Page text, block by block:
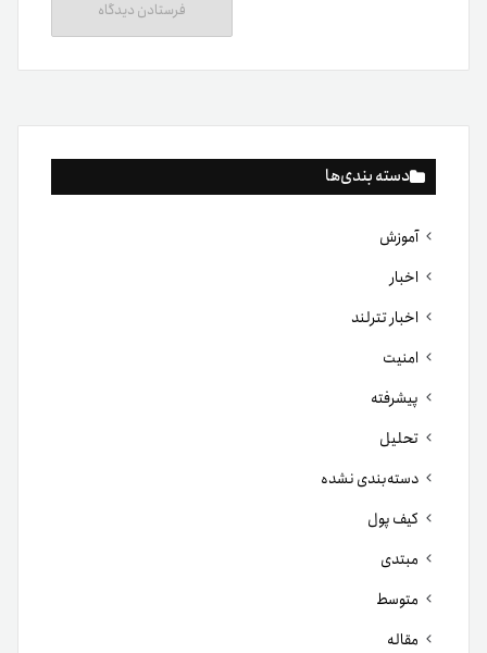
دسته بندی‌ها
آموزش
اخبار
اخبار تترلند
امنیت
پیشرفته
تحلیل
دسته‌بندی نشده
کیف پول
مبتدی
متوسط
مقاله